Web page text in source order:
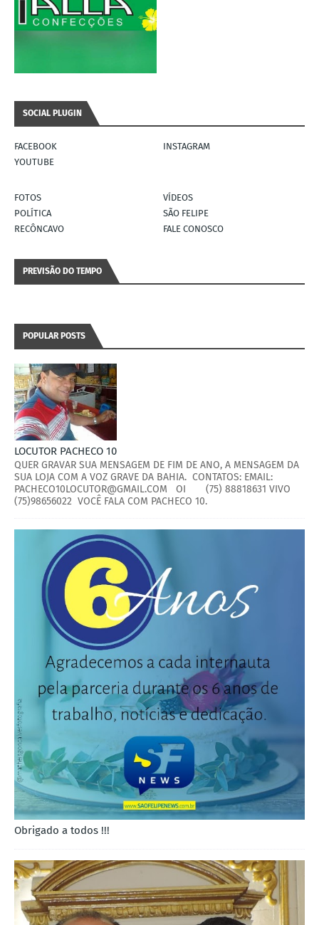
SOCIAL PLUGIN
FACEBOOK
INSTAGRAM
YOUTUBE
FOTOS
VÍDEOS
POLÍTICA
SÃO FELIPE
RECÔNCAVO
FALE CONOSCO
PREVISÃO DO TEMPO
POPULAR POSTS
LOCUTOR PACHECO 10
QUER GRAVAR SUA MENSAGEM DE FIM DE ANO, A MENSAGEM DA
SUA LOJA COM A VOZ GRAVE DA BAHIA. CONTATOS: EMAIL:
PACHECO10LOCUTOR@GMAIL.COM OI (75) 88818631 VIVO
(75)98656022 VOCÊ FALA COM PACHECO 10.
Obrigado a todos !!!